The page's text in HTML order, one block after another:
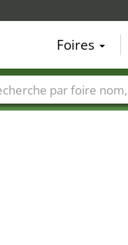
Foires
Foire noms Pays